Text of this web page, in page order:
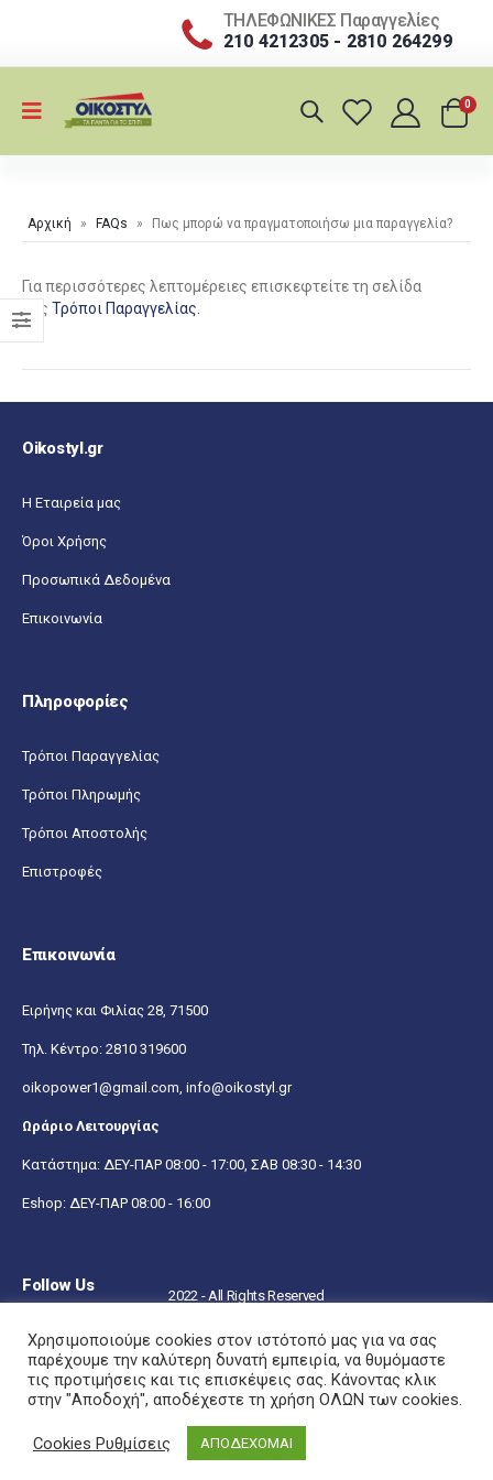
ΤΗΛΕΦΩΝΙΚΕΣ Παραγγελίες
210 4212305 - 2810 264299
0
Αρχική » FAQs » Πως μπορώ να πραγματοποιήσω μια παραγγελία?
Για περισσότερες λεπτομέρειες επισκεφτείτε τη σελίδα
μας Τρόποι Παραγγελίας.
Oikostyl.gr
Η Εταιρεία μας
Όροι Χρήσης
Προσωπικά Δεδομένα
Επικοινωνία
Πληροφορίες
Τρόποι Παραγγελίας
Τρόποι Πληρωμής
Τρόποι Αποστολής
Επιστροφές
Επικοινωνία
Ειρήνης και Φιλίας 28, 71500
Τηλ. Κέντρο: 2810 319600
oikopower1@gmail.com, info@oikostyl.gr
Ωράριο Λειτουργίας
Κατάστημα: ΔΕΥ-ΠΑΡ 08:00 - 17:00, ΣΑΒ 08:30 - 14:30
Eshop: ΔΕΥ-ΠΑΡ 08:00 - 16:00
Follow Us
2022 - All Rights Reserved
Χρησιμοποιούμε cookies στον ιστότοπό μας για να σας
παρέχουμε την καλύτερη δυνατή εμπειρία, να θυμόμαστε
τις προτιμήσεις και τις επισκέψεις σας. Κάνοντας κλικ
στην "Αποδοχή", αποδέχεστε τη χρήση ΟΛΩΝ των cookies.
Cookies Ρυθμίσεις ΑΠΟΔΕΧΟΜΑΙ